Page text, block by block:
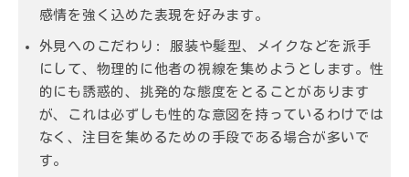
感情を強く込めた表現を好みます。
外見へのこだわり:
服装や髪型、メイクなどを派手
にして、物理的に他者の視線を集めようとします。性
的にも誘惑的、挑発的な態度をとることがあります
が、これは必ずしも性的な意図を持っているわけでは
なく、注目を集めるための手段である場合が多いで
す。